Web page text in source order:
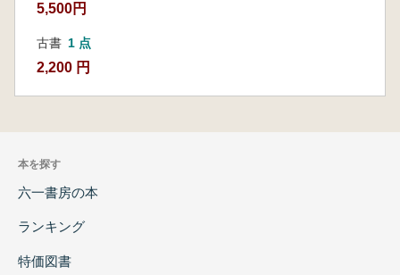
5,500円
古書 1 点
2,200 円
本を探す
六一書房の本
ランキング
特価図書